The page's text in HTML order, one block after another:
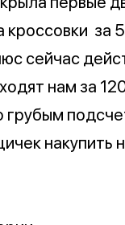
кроссовки
сейчас
нам за
грубым
накупить